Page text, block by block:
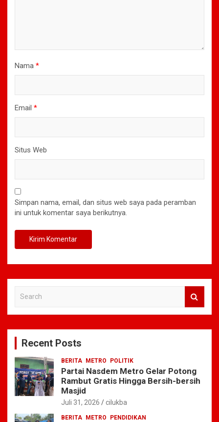
Nama *
Email *
Situs Web
Simpan nama, email, dan situs web saya pada peramban
ini untuk komentar saya berikutnya.
c
Recent Posts
BERITA METRO POLITIK
Partai Nasdem Metro Gelar Potong
Rambut Gratis Hingga Bersih-bersih
Masjid
Juli 31, 2026 cilukba
BERITA METRO PENDIDIKAN